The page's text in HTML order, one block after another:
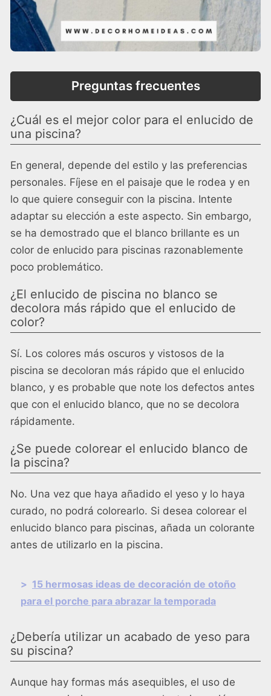
Preguntas frecuentes
¿Cuál es el mejor color para el enlucido de
una piscina?
En general, depende del estilo y las preferencias
personales. Fíjese en el paisaje que le rodea y en
lo que quiere conseguir con la piscina. Intente
adaptar su elección a este aspecto. Sin embargo,
se ha demostrado que el blanco brillante es un
color de enlucido para piscinas razonablemente
poco problemático.
¿El enlucido de piscina no blanco se
decolora más rápido que el enlucido de
color?
Sí. Los colores más oscuros y vistosos de la
piscina se decoloran más rápido que el enlucido
blanco, y es probable que note los defectos antes
que con el enlucido blanco, que no se decolora
rápidamente.
¿Se puede colorear el enlucido blanco de
la piscina?
No. Una vez que haya añadido el yeso y lo haya
curado, no podrá colorearlo. Si desea colorear el
enlucido blanco para piscinas, añada un colorante
antes de utilizarlo en la piscina.
> 15 hermosas ideas de decoración de otoño
para el porche para abrazar la temporada
¿Debería utilizar un acabado de yeso para
su piscina?
Aunque hay formas más asequibles, el uso de